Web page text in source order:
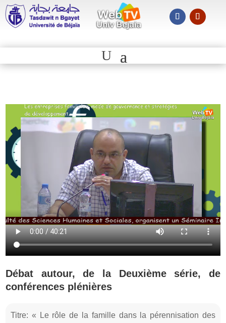
Débat autour, de la Deuxième série, de
conférences plénières
Titre: « Le rôle de la famille dans la pérennisation des